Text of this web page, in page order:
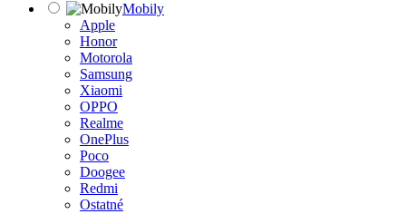
Mobily
Apple
Honor
Motorola
Samsung
Xiaomi
OPPO
Realme
OnePlus
Poco
Doogee
Redmi
Ostatné